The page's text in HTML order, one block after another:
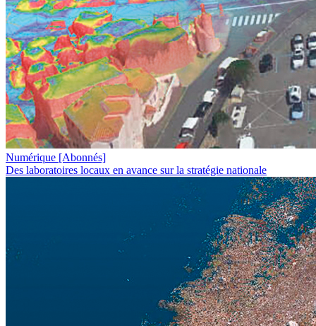
Numérique [Abonnés]
Des laboratoires locaux en avance sur la stratégie nationale